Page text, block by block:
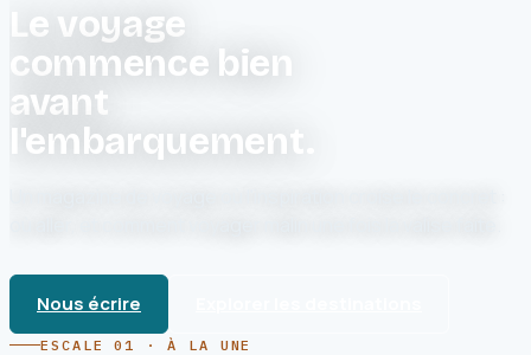
Le voyage
commence bien
avant
l'embarquement.
Nous écrire
ESCALE 01 · À LA UNE